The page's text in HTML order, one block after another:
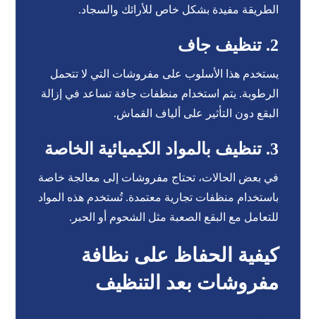
الطريقة مفيدة بشكل خاص للأرائك والسجاد.
2. تنظيف جاف
يستخدم هذا الأسلوب على مفروشات التي لا تتحمل
الرطوبة. يتم استخدام منظفات جافة تساعد في إزالة
البقع دون التأثير على ألياف القماش.
3. تنظيف بالمواد الكيميائية الخاصة
في بعض الحالات، تحتاج مفروشات إلى معالجة خاصة
باستخدام منظفات تجارية معتمدة. تُستخدم هذه المواد
للتعامل مع البقع الصعبة مثل الشحوم أو الحبر.
كيفية الحفاظ على نظافة
مفروشات بعد التنظيف